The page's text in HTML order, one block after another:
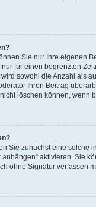
Sie nur Ihre eigenen
für einen begrenzten
sowohl die Anzahl als
Ihren Beitrag
löschen können, wenn
Sie zunächst eine
aktivieren. Sie
ohne Signatur verfassen